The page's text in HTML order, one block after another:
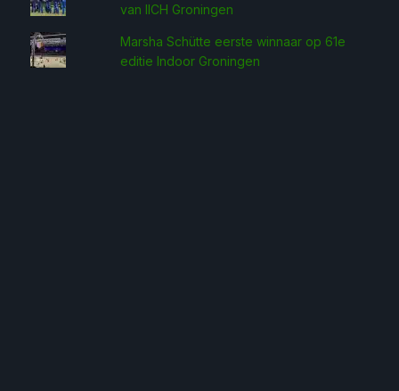
van IICH Groningen
Marsha Schütte eerste win­naar op 61e
editie Indoor Groningen